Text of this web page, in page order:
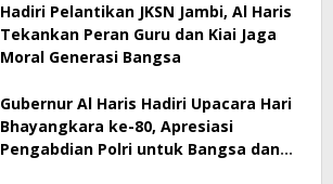
Hadiri Pelantikan JKSN Jambi, Al Haris
Tekankan Peran Guru dan Kiai Jaga
Moral Generasi Bangsa
Gubernur Al Haris Hadiri Upacara Hari
Bhayangkara ke-80, Apresiasi
Pengabdian Polri untuk Bangsa dan